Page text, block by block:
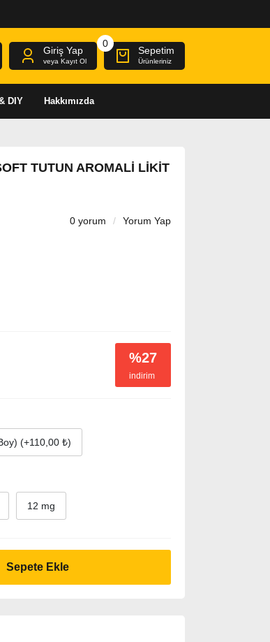
Giriş Yap
veya Kayıt Ol
Sepetim
Ürünleriniz
0
DIY Hakkımızda
TUTUN AROMALI LIKIT
0 yorum / Yorum Yap
%27
indirim
(+110,00 ₺)
12 mg
Sepete Ekle